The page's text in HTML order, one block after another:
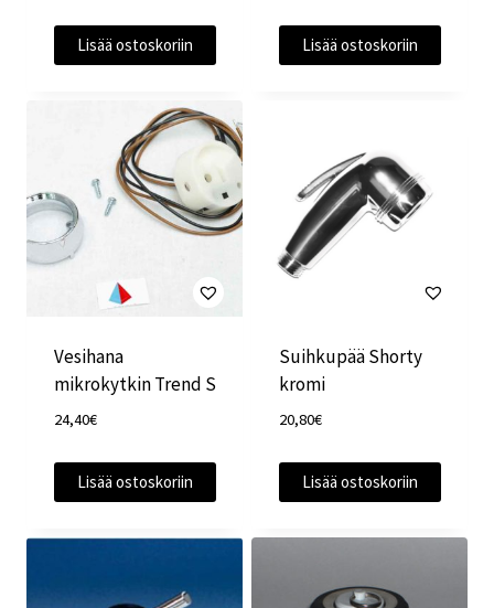
Lisää ostoskoriin Lisää ostoskoriin
Vesihana
mikrokytkin Trend S
24,40€
Lisää ostoskoriin
Suihkupää Shorty
kromi
20,80€
Lisää ostoskoriin